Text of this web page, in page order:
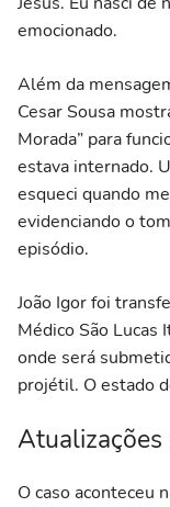
emocionado.
Além da
Cesar Sousa
Morada” para
estava internado.
esqueci quando
evidenciando o
episódio.
João Igor foi
Médico São Lucas
onde será
projétil. O estado
Atualizações
O caso aconteceu